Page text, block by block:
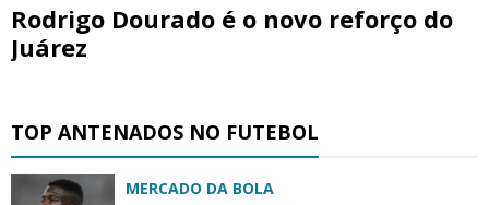
Rodrigo Dourado é o novo reforço do
Juárez
TOP ANTENADOS NO FUTEBOL
MERCADO DA BOLA